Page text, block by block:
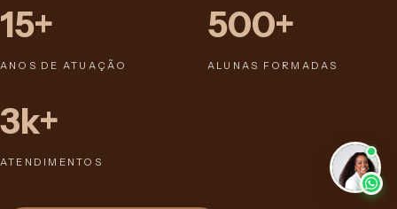
15+
ANOS DE ATUAÇÃO
500+
ALUNAS FORMADAS
3k+
ATENDIMENTOS